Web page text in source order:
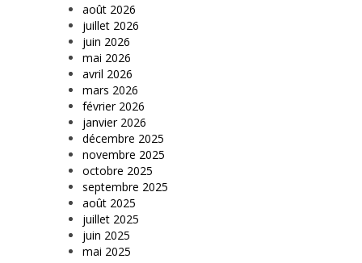
août 2026
juillet 2026
juin 2026
mai 2026
avril 2026
mars 2026
février 2026
janvier 2026
décembre 2025
novembre 2025
octobre 2025
septembre 2025
août 2025
juillet 2025
juin 2025
mai 2025